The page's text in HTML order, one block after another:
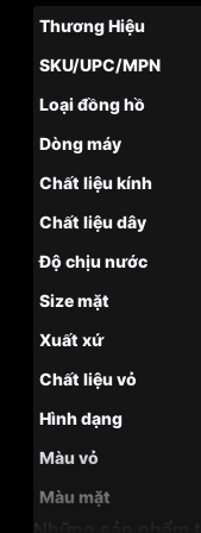
Thương Hiệu
SKU/UPC/MPN
Loại đồng hồ
Dòng máy
Chất liệu kính
Chất liệu dây
Độ chịu nước
Size mặt
Xuất xứ
Chất liệu vỏ
Hình dạng
Màu vỏ
Màu mặt